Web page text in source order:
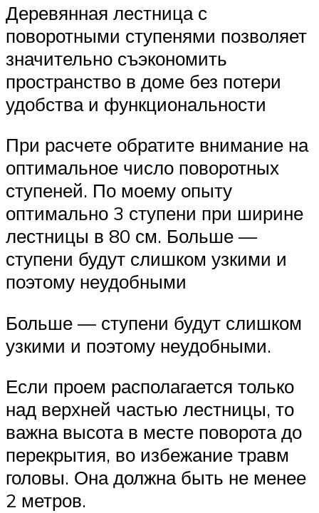
Деревянная лестница с
поворотными ступенями позволяет
значительно съэкономить
пространство в доме без потери
удобства и функциональности
При расчете обратите внимание на
оптимальное число поворотных
ступеней. По моему опыту
оптимально 3 ступени при ширине
лестницы в 80 см. Больше —
ступени будут слишком узкими и
поэтому неудобными
Больше — ступени будут слишком
узкими и поэтому неудобными.
Если проем располагается только
над верхней частью лестницы, то
важна высота в месте поворота до
перекрытия, во избежание травм
головы. Она должна быть не менее
2 метров.